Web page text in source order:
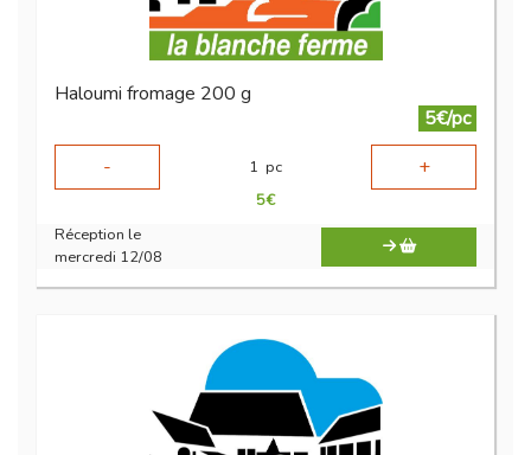
Haloumi fromage 200 g
5€/pc
-
1 pc +
5€
Réception le
mercredi 12/08